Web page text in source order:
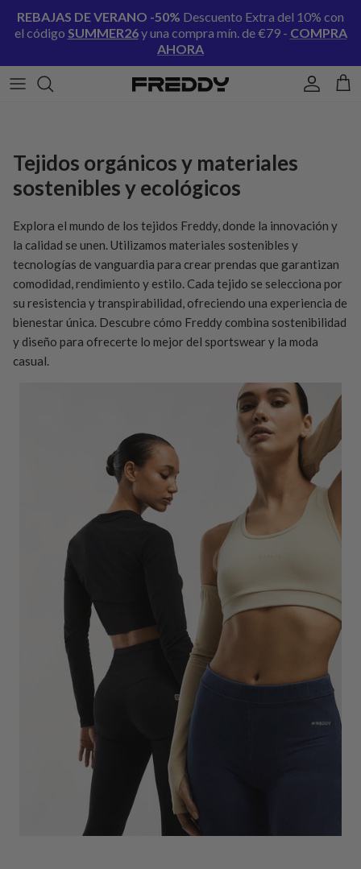
REBAJAS DE VERANO -50% Descuento Extra del 10% con
el código SUMMER26y una compra mín. de €79 - COMPRA
AHORA
Cuenta
Tejidos orgánicos y materiales
sostenibles y ecológicos
Explora el mundo de los tejidos Freddy, donde la innovación y
la calidad se unen. Utilizamos materiales sostenibles y
tecnologías de vanguardia para crear prendas que garantizan
comodidad, rendimiento y estilo. Cada tejido se selecciona por
su resistencia y transpirabilidad, ofreciendo una experiencia de
bienestar única. Descubre cómo Freddy combina sostenibilidad
y diseño para ofrecerte lo mejor del sportswear y la moda
casual.